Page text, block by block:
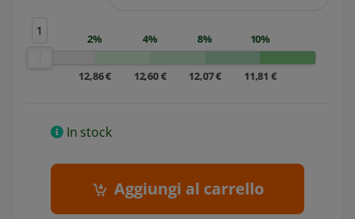
1
2%
12,86 €
4%
12,60 €
8%
12,07 €
10%
11,81 €
In stock
Aggiungi al carrello